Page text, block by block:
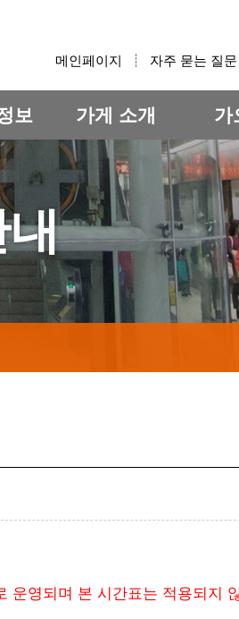
메인페이지 자주 묻는 질문
보 가게 소개 가
운영되며 본 시간표는 적용되지